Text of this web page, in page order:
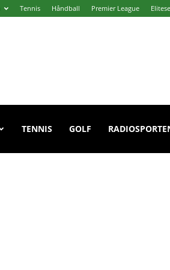
Tennis Håndball Premier League
TENNIS GOLF